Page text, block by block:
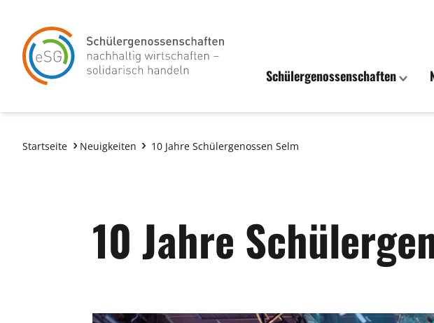
Schülergenossenschaften
Startseite Neuigkeiten 10 Jahre Schülergenossen Selm
10 Jahre